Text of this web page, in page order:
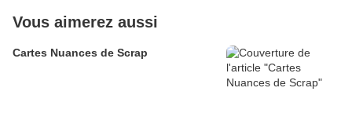
Vous aimerez aussi
Cartes Nuances de Scrap